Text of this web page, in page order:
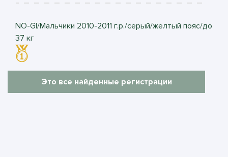
NO-GI/Мальчики 2010-2011 г.р./серый/желтый пояс/до
37 кг
Это все найденные регистрации